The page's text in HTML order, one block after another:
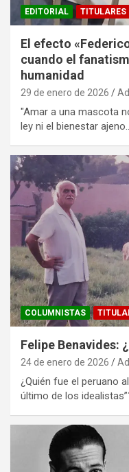
EDITORIAL TITULARES
El efecto
cuando el
humanidad
29 de enero de 2026
"Amar a una mascota
ley ni el bienestar
COLUMNISTAS
Felipe Benavides:
24 de enero de 2026
¿Quién fue el peruano
último de los